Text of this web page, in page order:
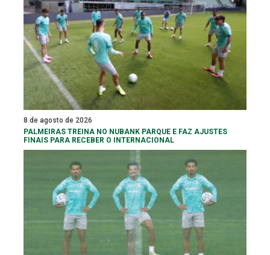
8 de agosto de 2026
PALMEIRAS TREINA NO NUBANK PARQUE E FAZ AJUSTES
FINAIS PARA RECEBER O INTERNACIONAL